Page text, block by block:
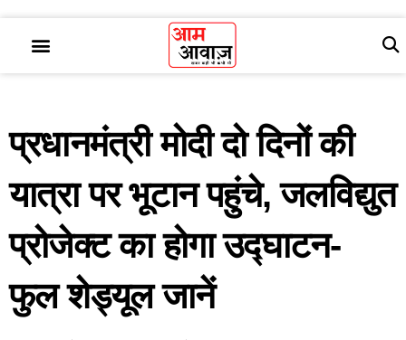
प्रधानमंत्री मोदी दो दिनों की
यात्रा पर भूटान पहुंचे, जलविद्युत
प्रोजेक्ट का होगा उद्घाटन-
फुल शेड्यूल जानें